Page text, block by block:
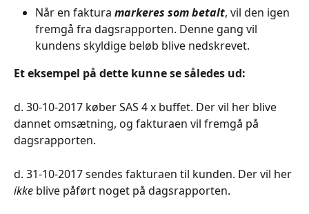
Når en faktura markeres som betalt, vil den igen
fremgå fra dagsrapporten. Denne gang vil
kundens skyldige beløb blive nedskrevet.
Et eksempel på dette kunne se således ud:
d. 30-10-2017 køber SAS 4 x buffet. Der vil her blive
dannet omsætning, og fakturaen vil fremgå på
dagsrapporten.
d. 31-10-2017 sendes fakturaen til kunden. Der vil her
ikke blive påført noget på dagsrapporten.